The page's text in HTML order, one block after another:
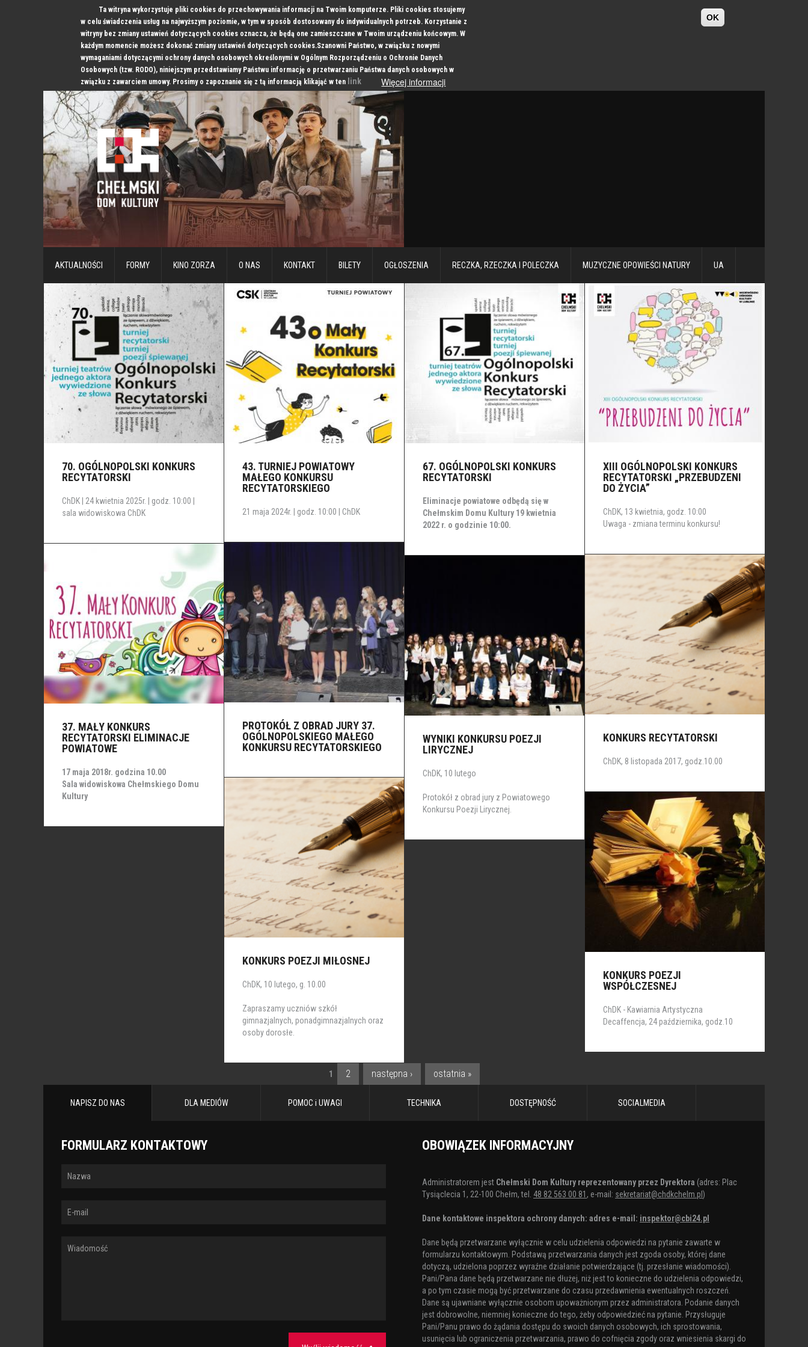
Ta witryna wykorzystuje pliki cookies do przechowywania informacji na Twoim komputerze. Pliki cookies stosujemy
w celu świadczenia usług na najwyższym poziomie, w tym w sposób dostosowany do indywidualnych potrzeb. Korzystanie z
witryny bez zmiany ustawień dotyczących cookies oznacza, że będą one zamieszczane w Twoim urządzeniu końcowym. W
każdym momencie możesz dokonać zmiany ustawień dotyczących cookies.Szanowni Państwo, w związku z nowymi
wymaganiami dotyczącymi ochrony danych osobowych określonymi w Ogólnym Rozporządzeniu o Ochronie Danych
Osobowych (tzw. RODO), niniejszym przedstawiamy Państwu informację o przetwarzaniu Państwa danych osobowych w
związku z zawarciem umowy. Prosimy o zapoznanie się z tą informacją klikająć w ten link Więcej informacji
OK
AKTUALNOŚCI FORMY KINO ZORZA O NAS KONTAKT BILETY OGŁOSZENIA RECZKA, RZECZKA I POLECZKA MUZYCZNE OPOWIEŚCI NATURY UA
70. OGÓLNOPOLSKI KONKURS
RECYTATORSKI
ChDK | 24 kwietnia 2025r. | godz. 10:00 |
sala widowiskowa ChDK
43. TURNIEJ POWIATOWY
MAŁEGO KONKURSU
RECYTATORSKIEGO
21 maja 2024r. | godz. 10:00 | ChDK
67. OGÓLNOPOLSKI KONKURS
RECYTATORSKI
Eliminacje powiatowe odbędą się w
Chełmskim Domu Kultury 19 kwietnia
2022 r. o godzinie 10:00.
XIII OGÓLNOPOLSKI KONKURS
RECYTATORSKI „PRZEBUDZENI
DO ŻYCIA”
ChDK, 13 kwietnia, godz. 10:00
Uwaga - zmiana terminu konkursu!
PROTOKÓŁ Z OBRAD JURY 37.
OGÓLNOPOLSKIEGO MAŁEGO
KONKURSU RECYTATORSKIEGO
37. MAŁY KONKURS
RECYTATORSKI ELIMINACJE
POWIATOWE
17 maja 2018r. godzina 10.00
Sala widowiskowa Chełmskiego Domu
Kultury
KONKURS RECYTATORSKI
ChDK, 8 listopada 2017, godz.10.00
WYNIKI KONKURSU POEZJI
LIRYCZNEJ
ChDK, 10 lutego
Protokół z obrad jury z Powiatowego
Konkursu Poezji Lirycznej.
KONKURS POEZJI MIŁOSNEJ
ChDK, 10 lutego, g. 10.00
Zapraszamy uczniów szkół
gimnazjalnych, ponadgimnazjalnych oraz
osoby dorosłe.
KONKURS POEZJI
WSPÓŁCZESNEJ
ChDK - Kawiarnia Artystyczna
Decaffencja, 24 października, godz.10
STRONY
1 2 następna › ostatnia »
NAPISZ DO NAS DLA MEDIÓW POMOC i UWAGI TECHNIKA DOSTĘPNOŚĆ SOCIALMEDIA
FORMULARZ KONTAKTOWY OBOWIĄZEK INFORMACYJNY
Administratorem jest Chełmski Dom Kultury reprezentowany przez Dyrektora (adres: Plac
Tysiąclecia 1, 22-100 Chełm, tel. 48 82 563 00 81 , e-mail: sekretariat@chdkchelm.pl )
Dane kontaktowe inspektora ochrony danych: adres e-mail: inspektor@cbi24.pl
Dane będą przetwarzane wyłącznie w celu udzielenia odpowiedzi na pytanie zawarte w
formularzu kontaktowym. Podstawą przetwarzania danych jest zgoda osoby, której dane
dotyczą, udzielona poprzez wyraźne działanie potwierdzające (tj. przesłanie wiadomości).
Pani/Pana dane będą przetwarzane nie dłużej, niż jest to konieczne do udzielenia odpowiedzi,
a po tym czasie mogą być przetwarzane do czasu przedawnienia ewentualnych roszczeń.
Dane są ujawniane wyłącznie osobom upoważnionym przez administratora. Podanie danych
jest dobrowolne, niemniej konieczne do tego, żeby odpowiedzieć na pytanie. Przysługuje
Pani/Panu prawo do żądania dostępu do swoich danych osobowych, ich sprostowania,
usunięcia lub ograniczenia przetwarzania, prawo do cofnięcia zgody oraz wniesienia skargi do